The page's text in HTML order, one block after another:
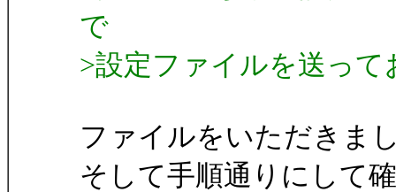
で
>設定ファイルを送って
ファイルをいただきま
そして手順通りにして